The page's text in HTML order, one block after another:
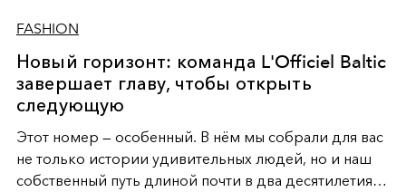
FASHION
Новый горизонт: команда L'Officiel Baltic
завершает главу, чтобы открыть
следующую
Этот номер — особенный. В нём мы собрали для вас
не только истории удивительных людей, но и наш
собственный путь длиной почти в два десятилетия.